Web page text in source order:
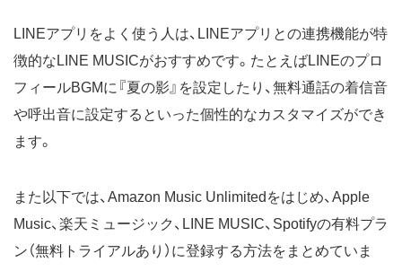
LINEアプリをよく使う人は、LINEアプリとの連携機能が特
徴的なLINE MUSICがおすすめです。たとえばLINEのプロ
フィールBGMに『夏の影』を設定したり、無料通話の着信音
や呼出音に設定するといった個性的なカスタマイズができ
ます。
また以下では、Amazon Music Unlimitedをはじめ、Apple
Music、楽天ミュージック、LINE MUSIC、Spotifyの有料プラ
ン（無料トライアルあり）に登録する方法をまとめていま